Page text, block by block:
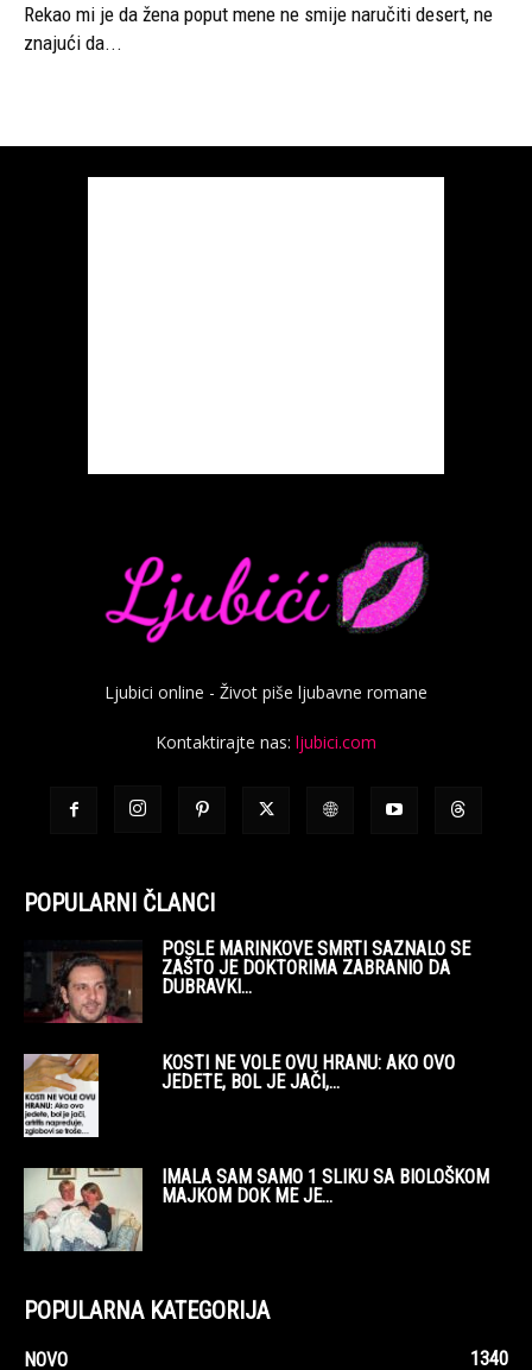
Rekao mi je da žena poput mene ne smije naručiti desert, ne
znajući da...
Ljubici online - Život piše ljubavne romane
Kontaktirajte nas: ljubici.com
POPULARNI ČLANCI
POSLE MARINKOVE SMRTI SAZNALO SE
ZAŠTO JE DOKTORIMA ZABRANIO DA
DUBRAVKI...
KOSTI NE VOLE OVU HRANU: AKO OVO
JEDETE, BOL JE JAČI,...
IMALA SAM SAMO 1 SLIKU SA BIOLOŠKOM
MAJKOM DOK ME JE...
POPULARNA KATEGORIJA
NOVO 1340